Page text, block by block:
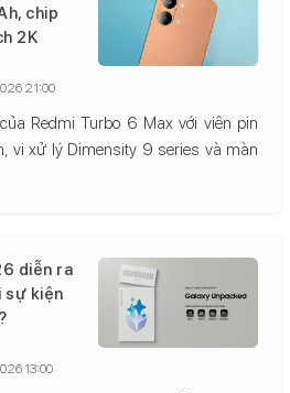
chip
2K
Redmi Turbo 6 Max với viên pin
vi xử lý Dimensity 9 series và màn
21:00
diễn ra
sự kiện
13:00